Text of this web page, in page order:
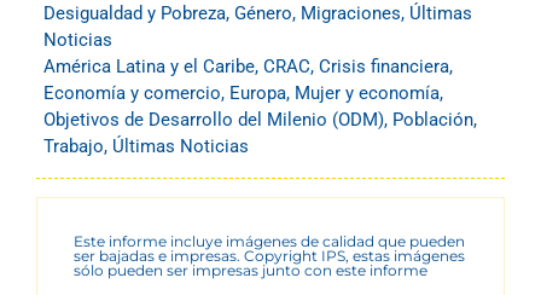
Desigualdad y Pobreza, Género, Migraciones, Últimas
Noticias
América Latina y el Caribe, CRAC, Crisis financiera,
Economía y comercio, Europa, Mujer y economía,
Objetivos de Desarrollo del Milenio (ODM), Población,
Trabajo, Últimas Noticias
Este informe incluye imágenes de calidad que pueden
ser bajadas e impresas. Copyright IPS, estas imágenes
sólo pueden ser impresas junto con este informe